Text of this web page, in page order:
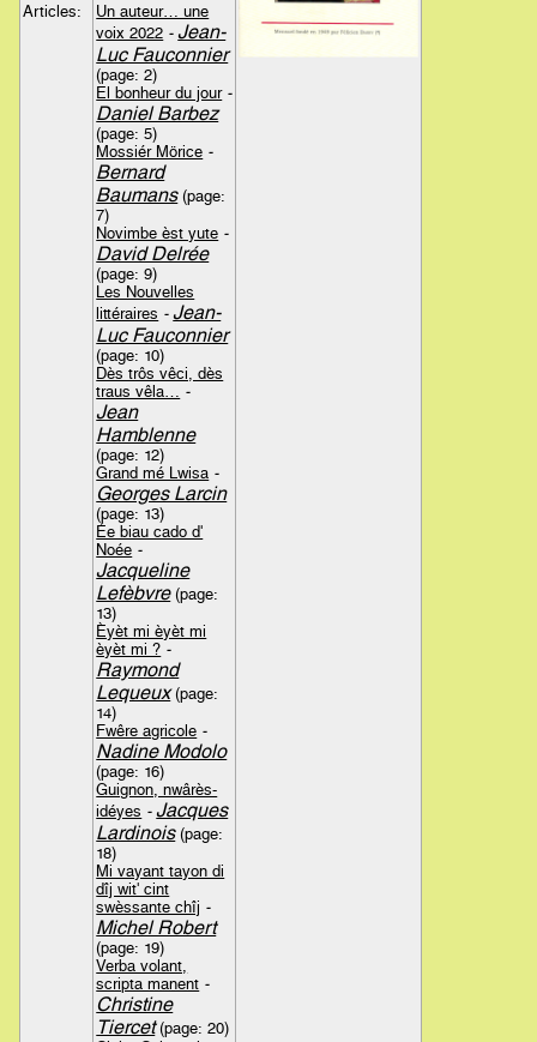
Articles:
Un auteur… une
voix 2022 -Jean-
Luc Fauconnier
(page: 2)
El bonheur du jour -
Daniel Barbez
(page: 5)
Mossiér Mörice -
Bernard
Baumans(page:
7)
Novimbe èst yute -
David Delrée
(page: 9)
Les Nouvelles
littéraires -Jean-
Luc Fauconnier
(page: 10)
Dès trôs vêci, dès
traus vêla…
-
Jean
Hamblenne
(page: 12)
Grand mé Lwisa -
Georges Larcin
(page: 13)
Ée biau cado d'
Noée -
Jacqueline
Lefèbvre(page:
13)
Èyèt mi èyèt mi
èyèt mi ? -
Raymond
Lequeux(page:
14)
Fwêre agricole -
Nadine Modolo
(page: 16)
Guignon, nwârès-
idéyes -Jacques
Lardinois(page:
18)
Mi vayant tayon di
dîj wit' cint
swèssante chîj -
Michel Robert
(page: 19)
Verba volant,
scripta manent -
Christine
Tiercet(page: 20)